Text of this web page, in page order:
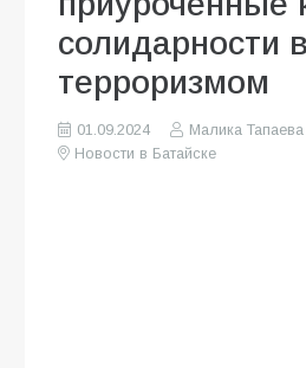
солидарности
терроризмом
01.09.2024
Малика Тапаева
Новости в Батайске